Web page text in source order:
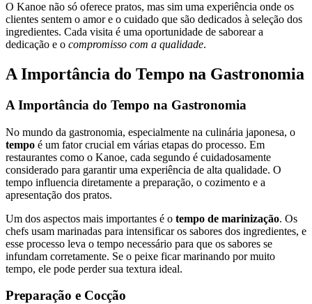
O Kanoe não só oferece pratos, mas sim uma experiência onde os
clientes sentem o amor e o cuidado que são dedicados à seleção dos
ingredientes. Cada visita é uma oportunidade de saborear a
dedicação e o compromisso com a qualidade.
A Importância do Tempo na Gastronomia
A Importância do Tempo na Gastronomia
No mundo da gastronomia, especialmente na culinária japonesa, o
tempo é um fator crucial em várias etapas do processo. Em
restaurantes como o Kanoe, cada segundo é cuidadosamente
considerado para garantir uma experiência de alta qualidade. O
tempo influencia diretamente a preparação, o cozimento e a
apresentação dos pratos.
Um dos aspectos mais importantes é o tempo de marinização. Os
chefs usam marinadas para intensificar os sabores dos ingredientes, e
esse processo leva o tempo necessário para que os sabores se
infundam corretamente. Se o peixe ficar marinando por muito
tempo, ele pode perder sua textura ideal.
Preparação e Cocção